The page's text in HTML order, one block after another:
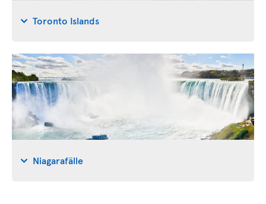
Toronto Islands
Niagarafälle